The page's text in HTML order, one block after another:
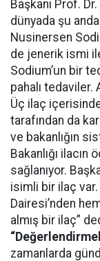
Başkanı Prof.
dünyada şu
Nusinersen
de jenerik ismi
Sodium’un bir
pahalı
Üç ilaç
tarafından da
ve bakanlığın
Bakanlığı ilacın
sağlanıyor.
isimli bir ilaç var.
Dairesi’nden
almış bir ilaç”
zamanlarda